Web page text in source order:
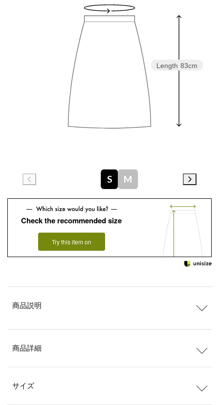
Length 83cm
S M
Check the recommended size
Try this item on
商品説明
商品詳細
サイズ